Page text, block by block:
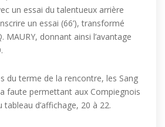
un essai du talentueux arrière
un essai (66’), transformé
MAURY, donnant ainsi l’avantage
du terme de la rencontre, les Sang
faute permettant aux Compiegnois
d’affichage, 20 à 22.